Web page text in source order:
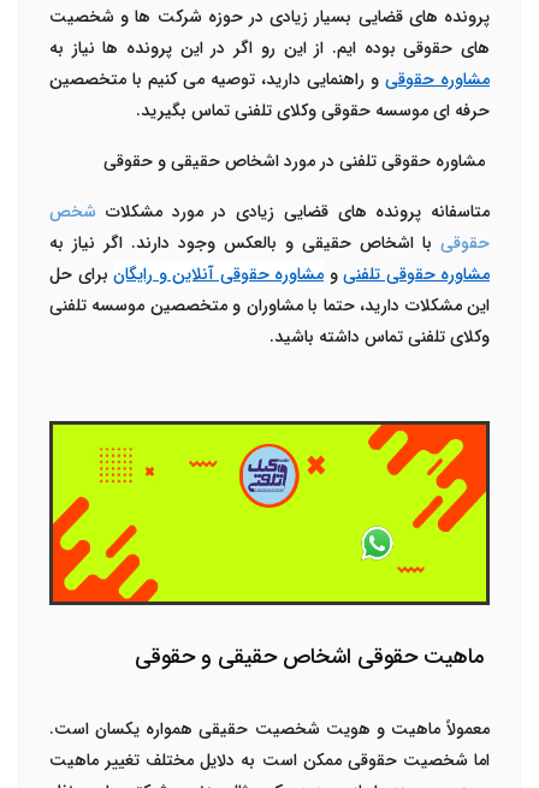
پرونده های قضایی بسیار زیادی در حوزه شرکت ها و شخصیت
های حقوقی بوده ایم. از این رو اگر در این پرونده ها نیاز به
مشاوره حقوقی و راهنمایی دارید، توصیه می کنیم با متخصصین
حرفه ای موسسه حقوقی وکلای تلفنی تماس بگیرید.
مشاوره حقوقی تلفنی در مورد اشخاص حقیقی و حقوقی
متاسفانه پرونده های قضایی زیادی در مورد مشکلات شخص
حقوقی با اشخاص حقیقی و بالعکس وجود دارند. اگر نیاز به
مشاوره حقوقی تلفنیو مشاوره حقوقی آنلاین و رایگان برای حل
این مشکلات دارید، حتما با مشاوران و متخصصین موسسه تلفنی
وکلای تلفنی تماس داشته باشید.
ماهیت حقوقی اشخاص حقیقی و حقوقی
معمولاً ماهیت و هویت شخصیت حقیقی همواره یکسان است.
اما شخصیت حقوقی ممکن است به دلایل مختلف تغییر ماهیت